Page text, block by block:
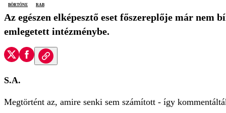
börtöne
rab
Az egészen elképesztő eset főszereplője már
emlegetett intézménybe.
S.A.
Megtörtént az, amire senki sem számított - így